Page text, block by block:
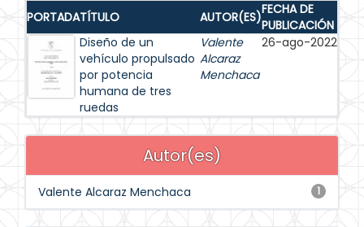
PORTADATÍTULO AUTOR(ES)FECHA DE
PUBLICACIÓN
Diseño de un
vehículo propulsado
por potencia
humana de tres
ruedas
Valente
Alcaraz
Menchaca
26-ago-2022
Autor(es)
1
Valente Alcaraz Menchaca